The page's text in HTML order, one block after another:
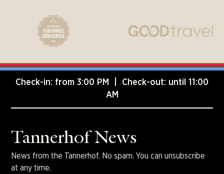
Check-in: from 3:00 PM | Check-out: until 11:00
AM
Tannerhof News
News from the Tannerhof. No spam. You can unsubscribe
at any time.